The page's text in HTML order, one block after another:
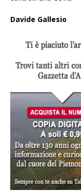
Davide Gallesio